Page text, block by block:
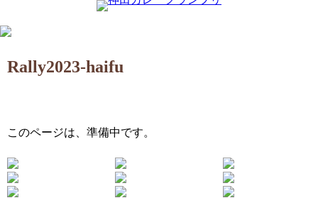
Rally2023-haifu
このページは、準備中です。